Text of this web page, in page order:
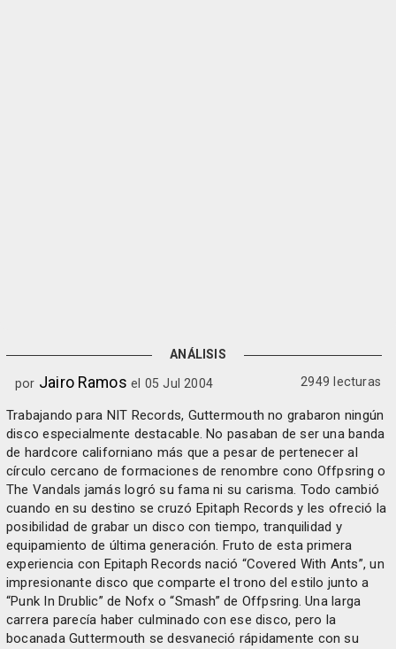
ANÁLISIS
por Jairo Ramos el 05 Jul 2004 2949 lecturas
Trabajando para NIT Records, Guttermouth no grabaron ningún
disco especialmente destacable. No pasaban de ser una banda
de hardcore californiano más que a pesar de pertenecer al
círculo cercano de formaciones de renombre cono Offpsring o
The Vandals jamás logró su fama ni su carisma. Todo cambió
cuando en su destino se cruzó Epitaph Records y les ofreció la
posibilidad de grabar un disco con tiempo, tranquilidad y
equipamiento de última generación. Fruto de esta primera
experiencia con Epitaph Records nació “Covered With Ants”, un
impresionante disco que comparte el trono del estilo junto a
“Punk In Drublic” de Nofx o “Smash” de Offpsring. Una larga
carrera parecía haber culminado con ese disco, pero la
bocanada Guttermouth se desvaneció rápidamente con su